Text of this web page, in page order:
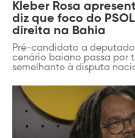
Kleber Rosa
diz que foco do
direita na Bahia
Pré-candidato a
cenário baiano passa por
semelhante à disputa